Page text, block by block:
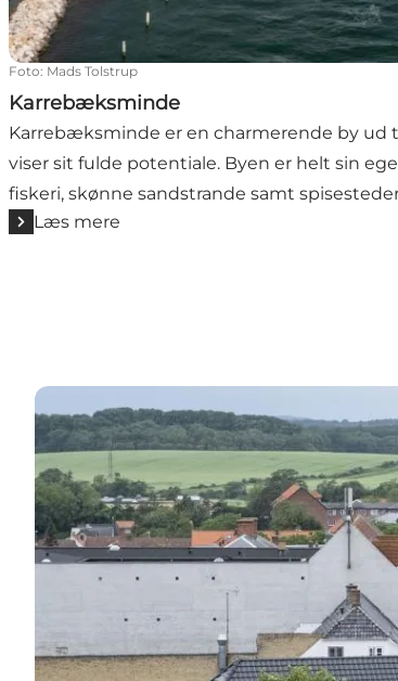
Foto: Mads Tolstrup
Karrebæksminde
Karrebæksminde er en charmerende by ud
viser sit fulde potentiale. Byen er helt sin
fiskeri, skønne sandstrande samt
Læs mere
Vordingborg